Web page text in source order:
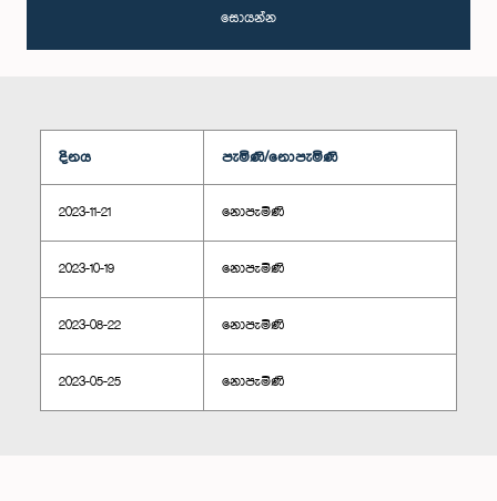
සොයන්න
දිනය පැමිණි/නොපැමිණි
2023-11-21 නොපැමිණි
2023-10-19 නොපැමිණි
2023-08-22 නොපැමිණි
2023-05-25 නොපැමිණි